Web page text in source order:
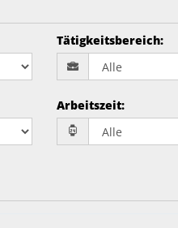
Tätigkeitsbereich:
Arbeitszeit: